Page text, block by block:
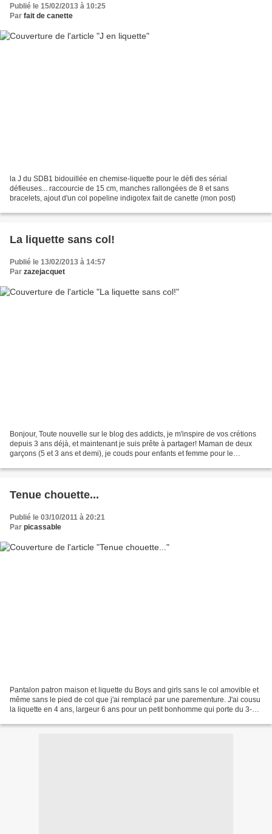
Publié le 15/02/2013 à 10:25
Par fait de canette
la J du SDB1 bidouillée en chemise-liquette pour le défi des sérial
défieuses... raccourcie de 15 cm, manches rallongées de 8 et sans
bracelets, ajout d'un col popeline indigotex fait de canette (mon post)
La liquette sans col!
Publié le 13/02/2013 à 14:57
Par zazejacquet
Bonjour, Toute nouvelle sur le blog des addicts, je m'inspire de vos crétions
depuis 3 ans déjà, et maintenant je suis prête à partager! Maman de deux
garçons (5 et 3 ans et demi), je couds pour enfants et femme pour le
Tenue chouette...
Publié le 03/10/2011 à 20:21
Par picassable
Pantalon patron maison et liquette du Boys and girls sans le col amovible et
même sans le pied de col que j'ai remplacé par une parementure. J'ai cousu
la liquette en 4 ans, largeur 6 ans pour un petit bonhomme qui porte du 3-4